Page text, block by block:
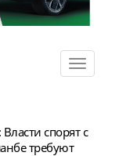
Toggle
спорят с
требуют